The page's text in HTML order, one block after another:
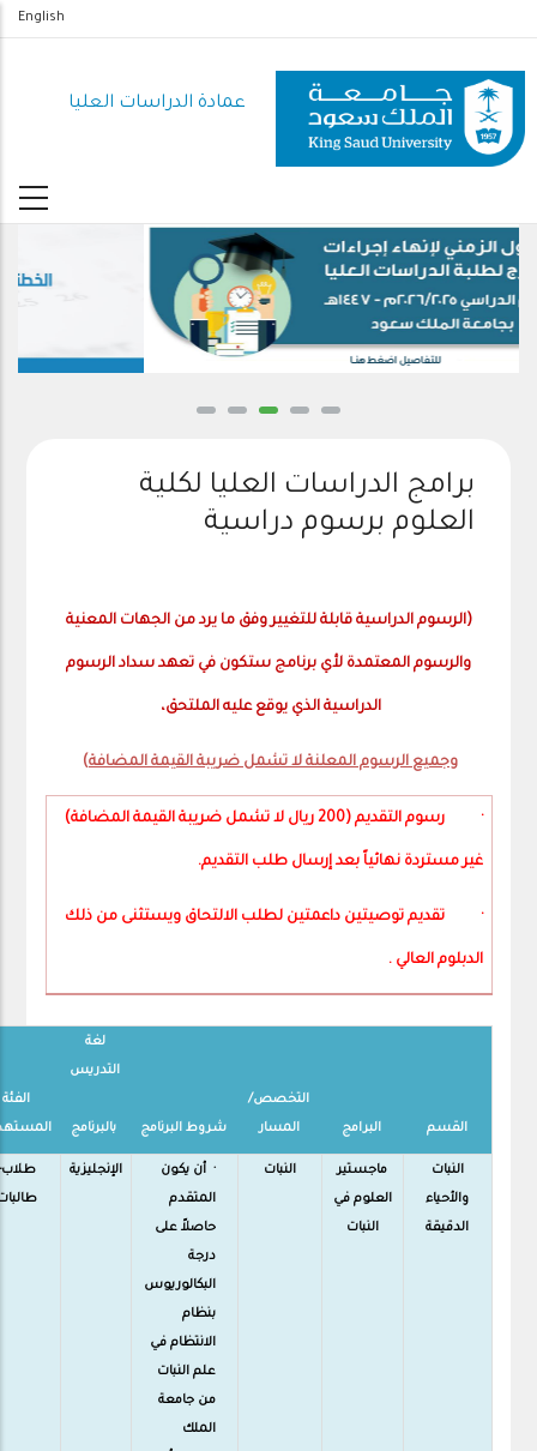
المحتوى
الرئيسي
English
عمادة الدراسات العليا
للتفاصيل اضغط هنــا
برامج الدراسات العليا لكلية
العلوم برسوم دراسية
(الرسوم الدراسية قابلة للتغيير وفق ما يرد من الجهات المعنية
والرسوم المعتمدة لأي برنامج ستكون في تعهد سداد الرسوم
الدراسية الذي يوقع عليه الملتحق،
وجميع الرسوم المعلنة لا تشمل ضريبة القيمة المضافة)
· رسوم التقديم (200 ريال لا تشمل ضريبة القيمة المضافة)
غير مستردة نهائياً بعد إرسال طلب التقديم.
· تقديم توصيتين داعمتين لطلب الالتحاق ويستثنى من ذلك
الدبلوم العالي .
القسم البرامج
التخصص/
المسار
شروط البرنامج
لغة
التدريس
بالبرنامج
الفئة
النبات
والأحياء
الدقيقة
ماجستير
العلوم في
النبات
النبات
· أن يكون
المتقدم
حاصلاً على
درجة
البكالوريوس
بنظام
الانتظام في
علم النبات
من جامعة
الملك
الإنجليزية